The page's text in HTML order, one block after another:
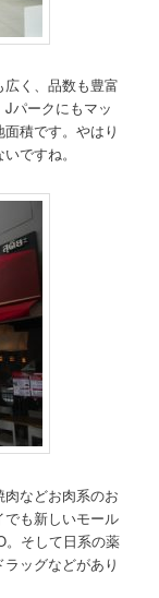
く、品数も豊富
パークにもマッ
積です。やはり
ですね。
などお肉系のお
でも新しいモール
。そして日系の薬
ッグなどがあり